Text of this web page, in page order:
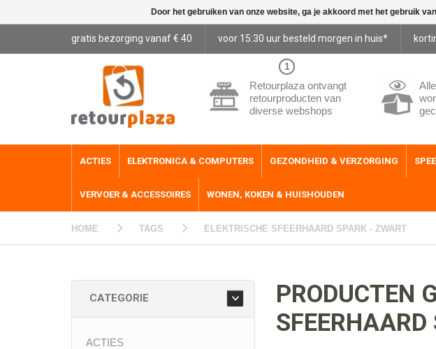
gratis bezorging vanaf € 40 voor 15:30 uur besteld morgen in huis*
1
Retourplaza ontvangt
retourproducten van
diverse webshops
ACTIES ELEKTRONICA & COMPUTERS GEZONDHEID & VERZORGING
VERVOER & ACCESSOIRES WONEN, KOKEN & HUISHOUDEN
HOME TAGS ELEKTRISCHE SFEERHAARD SPARK - ZWART
CATEGORIE
ACTIES
PRODUCTEN
Door het gebruiken van onze website, ga je akkoord met het gebruik